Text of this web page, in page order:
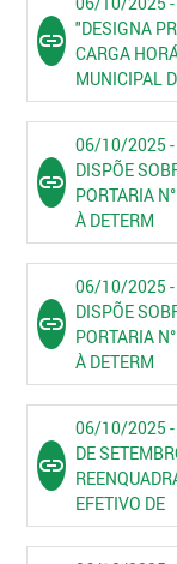
link "DESIGNA
CARGA
MUNICIPAL
link
06/10/2025 -
DISPÕE
PORTARIA
À DETERM
link
06/10/2025 -
DISPÕE
PORTARIA
À DETERM
link
06/10/2025 -
DE
EFETIVO DE